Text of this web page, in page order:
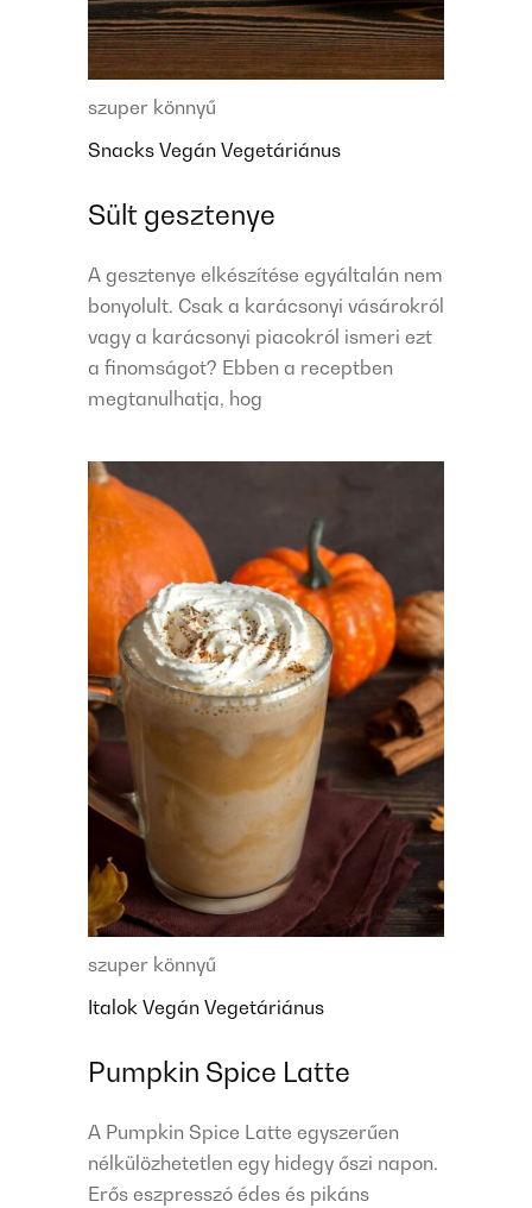
szuper könnyű
Snacks Vegán Vegetáriánus
Sült gesztenye
A gesztenye elkészítése egyáltalán nem
bonyolult. Csak a karácsonyi vásárokról
vagy a karácsonyi piacokról ismeri ezt
a finomságot? Ebben a receptben
megtanulhatja, hog
szuper könnyű
Italok Vegán Vegetáriánus
Pumpkin Spice Latte
A Pumpkin Spice Latte egyszerűen
nélkülözhetetlen egy hidegy őszi napon.
Erős eszpresszó édes és pikáns